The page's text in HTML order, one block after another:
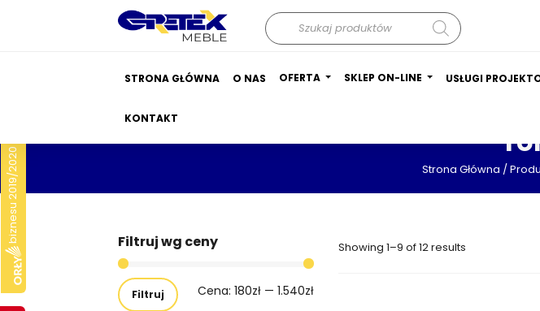
biznesu 2019/2020
Wyszukiwarka
produktów
STRONA GŁÓWNA O NAS OFERTA SKLEP ON-LINE USŁUGI
KONTAKT
Strona Główna /
Filtruj wg ceny
Filtruj Cena: 180zł — 1.540zł
Showing 1–9 of 12 results